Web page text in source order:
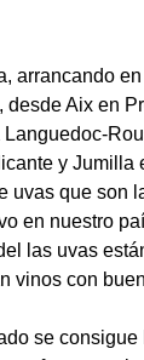
arrancando
desde Aix en
Languedoc-
y Jumilla
uvas que son
en nuestro
las uvas
vinos con
se consigue